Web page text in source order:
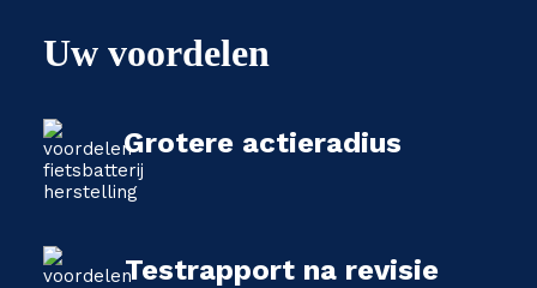
Uw voordelen
Grotere actieradius
Testrapport na revisie